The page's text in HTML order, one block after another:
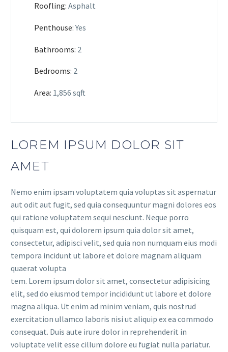
Roofling: Asphalt
Penthouse:Yes
Bathrooms: 2
Bedrooms: 2
Area: 1,856 sqft
LOREM IPSUM DOLOR SIT
AMET
Nemo enim ipsam voluptatem quia voluptas sit aspernatur
aut odit aut fugit, sed quia consequuntur magni dolores eos
qui ratione voluptatem sequi nesciunt. Neque porro
quisquam est, qui dolorem ipsum quia dolor sit amet,
consectetur, adipisci velit, sed quia non numquam eius modi
tempora incidunt ut labore et dolore magnam aliquam
quaerat volupta
tem. Lorem ipsum dolor sit amet, consectetur adipisicing
elit, sed do eiusmod tempor incididunt ut labore et dolore
magna aliqua. Ut enim ad minim veniam, quis nostrud
exercitation ullamco laboris nisi ut aliquip ex ea commodo
consequat. Duis aute irure dolor in reprehenderit in
voluptate velit esse cillum dolore eu fugiat nulla pariatur.